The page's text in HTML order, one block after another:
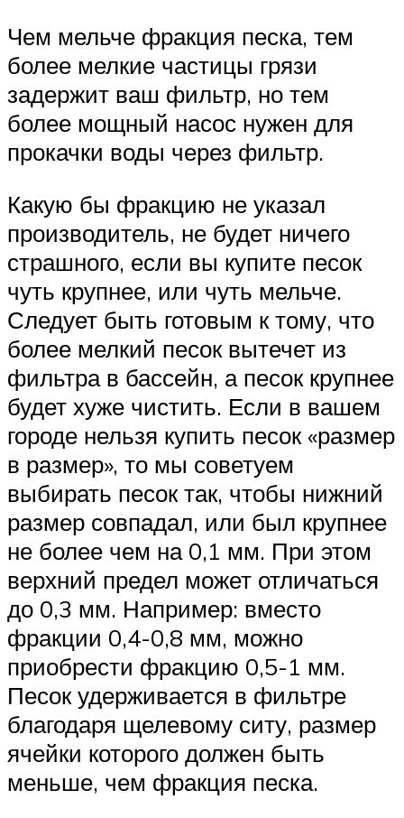
Чем мельче фракция песка, тем
более мелкие частицы грязи
задержит ваш фильтр, но тем
более мощный насос нужен для
прокачки воды через фильтр.
Какую бы фракцию не указал
производитель, не будет ничего
страшного, если вы купите песок
чуть крупнее, или чуть мельче.
Следует быть готовым к тому, что
более мелкий песок вытечет из
фильтра в бассейн, а песок крупнее
будет хуже чистить. Если в вашем
городе нельзя купить песок «размер
в размер», то мы советуем
выбирать песок так, чтобы нижний
размер совпадал, или был крупнее
не более чем на 0,1 мм. При этом
верхний предел может отличаться
до 0,3 мм. Например: вместо
фракции 0,4-0,8 мм, можно
приобрести фракцию 0,5-1 мм.
Песок удерживается в фильтре
благодаря щелевому ситу, размер
ячейки которого должен быть
меньше, чем фракция песка.